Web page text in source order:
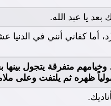
يا عبد الله.
أما كفاني أنني في الدنيا
متفرقة يتجول
ظهره ثم يلتفت وعلى